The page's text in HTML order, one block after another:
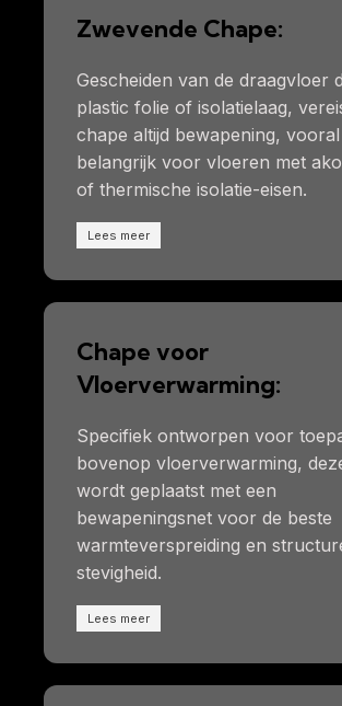
Zwevende Chape:
Gescheiden van de draagvloer
plastic folie of isolatielaag,
chape altijd bewapening, vooral
belangrijk voor vloeren met
of thermische isolatie-eisen.
Lees meer
Chape voor
Vloerverwarming:
Specifiek ontworpen voor
bovenop vloerverwarming,
wordt geplaatst met een
bewapeningsnet voor de beste
warmteverspreiding en
stevigheid.
Lees meer